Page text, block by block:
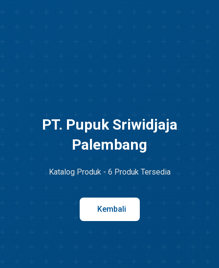
PT. Pupuk Sriwidjaja
Palembang
Katalog Produk - 6 Produk Tersedia
Kembali